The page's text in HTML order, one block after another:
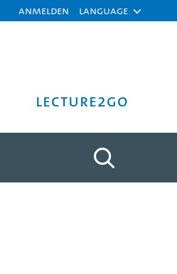
Anmelden Language
Lecture2Go